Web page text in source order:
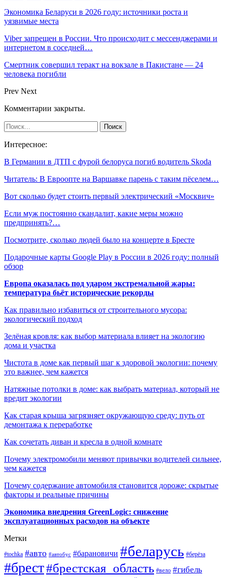
Экономика Беларуси в 2026 году: источники роста и
уязвимые места
Viber запрещен в России. Что происходит с мессенджерами и
интернетом в соседней…
Смертник совершил теракт на вокзале в Пакистане — 24
человека погибли
Prev Next
Комментарии закрыты.
Интересное:
В Германии в ДТП с фурой белоруса погиб водитель Skoda
Читатель: В Евроопте на Варшавке парень с таким пёселем…
Вот сколько будет стоить первый электрический «Москвич»
Если муж постоянно скандалит, какие меры можно
предпринять?…
Посмотрите, сколько людей было на концерте в Бресте
Подарочные карты Google Play в России в 2026 году: полный
обзор
Европа оказалась под ударом экстремальной жары:
температура бьёт исторические рекорды
Как правильно избавиться от строительного мусора:
экологический подход
Зелёная кровля: как выбор материала влияет на экологию
дома и участка
Чистота в доме как первый шаг к здоровой экологии: почему
это важнее, чем кажется
Натяжные потолки в доме: как выбрать материал, который не
вредит экологии
Как старая крыша загрязняет окружающую среду: путь от
демонтажа к переработке
Как сочетать диван и кресла в одной комнате
Почему электромобили меняют привычки водителей сильнее,
чем кажется
Почему содержание автомобиля становится дороже: скрытые
факторы и реальные причины
Экономика внедрения GreenLogic: снижение
эксплуатационных расходов на объекте
Метки
#tochka #авто #автобус #барановичи #беларусь #берёза
#брест#брестская_область #вело #гибель